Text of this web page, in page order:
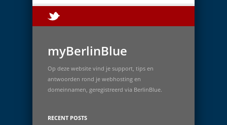
myBerlinBlue
Op deze website vind je support, tips en
antwoorden rond je webhosting en
domeinnamen, geregistreerd via BerlinBlue.
RECENT POSTS